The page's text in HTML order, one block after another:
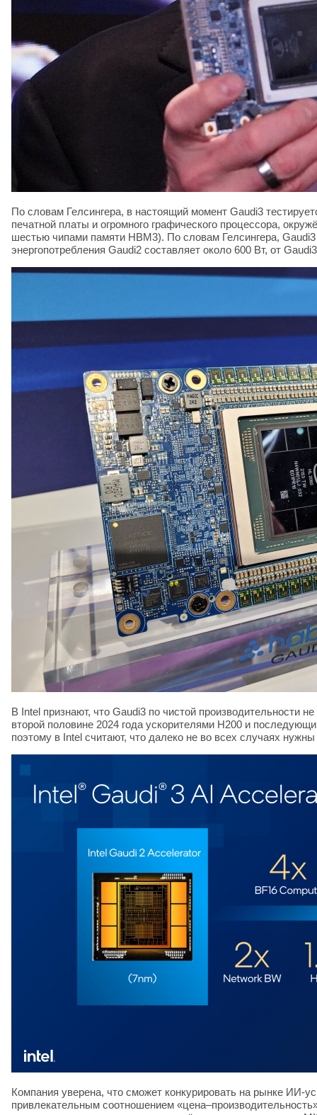
По словам Гелсингера, в настоящий момент Gaudi3
печатной платы и огромного графического процессора,
шестью чипами памяти HBM3). По словам Гелсингера,
энергопотребления Gaudi2 составляет около 600 Вт, от
В Intel признают, что Gaudi3 по чистой производительности
второй половине 2024 года ускорителями H200 и
поэтому в Intel считают, что далеко не во всех случаях
Компания уверена, что сможет конкурировать на рынке ИИ-
привлекательным соотношением